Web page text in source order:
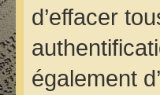
d’effacer
également